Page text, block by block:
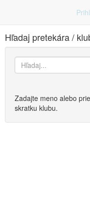
Hľadaj pretekára /
Zadajte meno alebo
skratku klubu.